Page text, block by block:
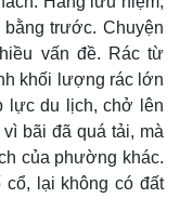
trước. Chuyện
vấn đề. Rác từ
khối lượng rác lớn
lực du lịch, chở lên
bãi đã quá tải, mà
của phường khác.
lại không có đất